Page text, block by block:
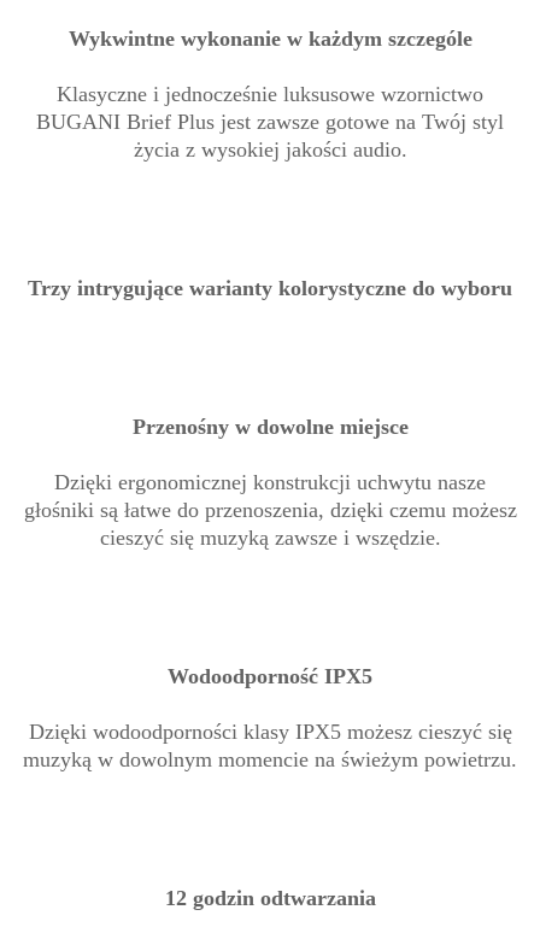
Wykwintne wykonanie w każdym szczególe
Klasyczne i jednocześnie luksusowe wzornictwo
BUGANI Brief Plus jest zawsze gotowe na Twój styl
życia z wysokiej jakości audio.
Trzy intrygujące warianty kolorystyczne do wyboru
Przenośny w dowolne miejsce
Dzięki ergonomicznej konstrukcji uchwytu nasze
głośniki są łatwe do przenoszenia, dzięki czemu możesz
cieszyć się muzyką zawsze i wszędzie.
Wodoodporność IPX5
Dzięki wodoodporności klasy IPX5 możesz cieszyć się
muzyką w dowolnym momencie na świeżym powietrzu.
12 godzin odtwarzania